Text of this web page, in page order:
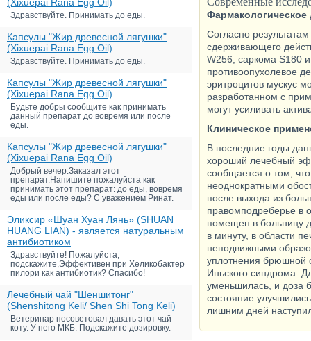
Здравствуйте. Принимать до еды.
Капсулы "Жир древесной лягушки"
(Xixuepai Rana Egg Oil)
Здравствуйте. Принимать до еды.
Капсулы "Жир древесной лягушки"
(Xixuepai Rana Egg Oil)
Будьте добры сообщите как принимать
данный препарат до вовремя или после
еды.
Капсулы "Жир древесной лягушки"
(Xixuepai Rana Egg Oil)
Добрый вечер.Заказал этот
препарат.Напишите пожалуйста как
принимать этот препарат: до еды, вовремя
еды или после еды? С уважением Ринат.
Эликсир «Шуан Хуан Лянь» (SHUAN
HUANG LIAN) - является натуральным
антибиотиком
Здравствуйте! Пожалуйста,
подскажите,Эффективен при Хеликобактер
пилори как антибиотик? Спасибо!
Лечебный чай "Шеншитонг"
(Shenshitong Keli/ Shen Shi Tong Keli)
Ветеринар посоветовал давать этот чай
коту. У него МКБ. Подскажите дозировку.
Фармакологическое
Согласно
сдерживающего
W256, саркома S180
противоопухолевое
эритроцитов мускус
разработанном с
могут усиливать
Клиническое
В последние годы
хороший лечебный
сообщается о том,
неоднократными
после выхода из
правомподреберье в
помещен в больницу
в минуту, в области
неподвижными
уплотнения брюшной
Иньского синдрома.
уменьшилась, и доза
состояние
лишним дней